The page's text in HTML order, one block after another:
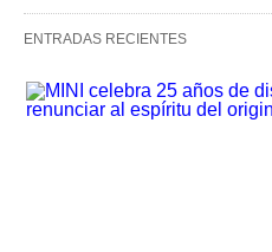
ENTRADAS RECIENTES